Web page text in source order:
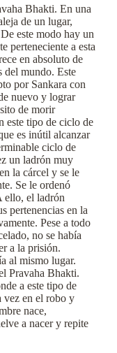
Bhakti. En una
de un lugar,
este modo hay un
perteneciente a esta
en absoluto de
del mundo. Este
por Sankara con
nuevo y lograr
de morir
este tipo de ciclo de
es inútil alcanzar
ciclo de
un ladrón muy
la cárcel y se le
Se le ordenó
ello, el ladrón
pertenencias en la
Pese a todo
no se había
a la prisión.
al mismo lugar.
Pravaha Bhakti.
a este tipo de
vez en el robo y
nace,
a nacer y repite